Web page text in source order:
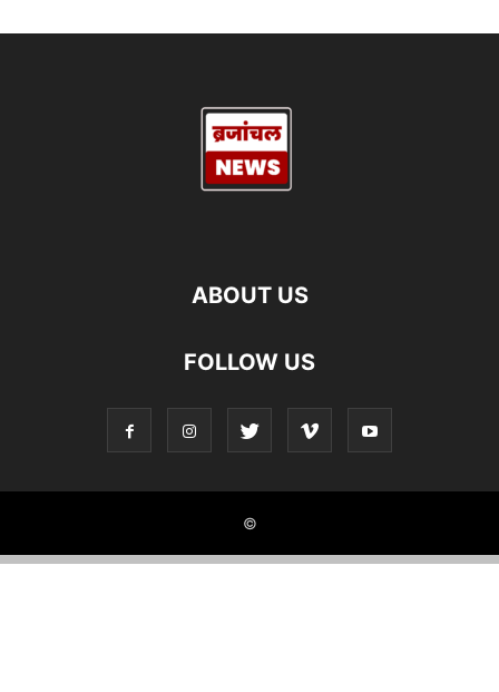
ABOUT US
FOLLOW US
©